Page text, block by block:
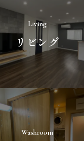
Living
リビング
Washroom